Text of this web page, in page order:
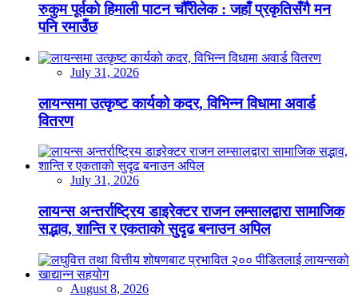
रुकुम पूर्वको हिमाली पाटन चौँरीलेक : जहाँ प्रकृतिसँगै मन
पनि रमाउँछ
July 31, 2026
लायन्समा उत्कृष्ट कार्यको कदर, विभिन्न विधामा अवार्ड
वितरण
July 31, 2026
लायन्स अन्तर्राष्ट्रिय डाइरेक्टर राजन लम्सालद्वारा सामाजिक
सद्भाव, शान्ति र एकताको सुदृढ बनाउन अपिल
August 8, 2026